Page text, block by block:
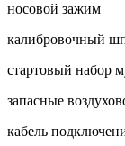
носовой зажим
калибровочный
стартовый набор
запасные
кабель